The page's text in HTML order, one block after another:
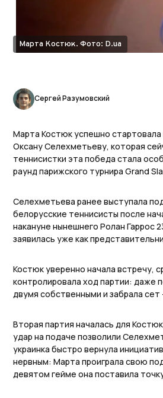
Марта Костюк. Фото: D.ua
Сергей Разумовский
Марта Костюк успешно стартовала
Оксану Селехметьеву, которая
теннисистки эта победа стала
раунд парижского турнира Grand
Селехметьева ранее выступала
белорусские теннисисты после
накануне нынешнего Ролан Гаррос
заявилась уже как
Костюк уверенно начала встречу,
контролировала ход партии: даже
двумя собственными и забрала сет
Вторая партия началась для
удар на подаче позволили
украинка быстро вернула
нервным: Марта проиграла свою
девятом гейме она поставила